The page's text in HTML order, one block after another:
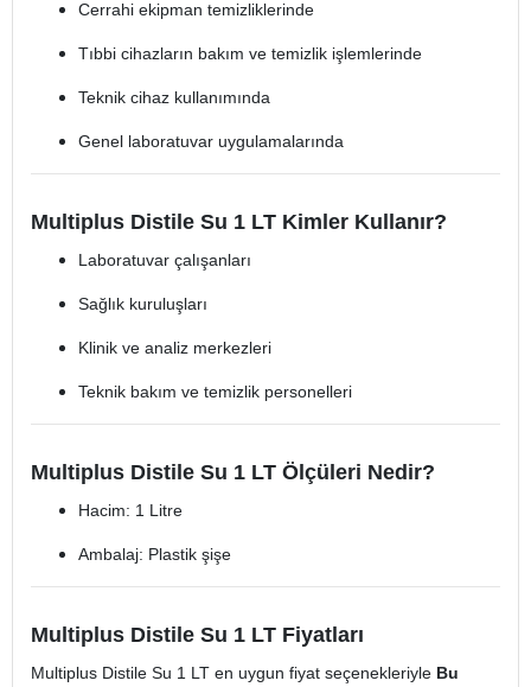
Cerrahi ekipman temizliklerinde
Tıbbi cihazların bakım ve temizlik işlemlerinde
Teknik cihaz kullanımında
Genel laboratuvar uygulamalarında
Multiplus Distile Su 1 LT Kimler Kullanır?
Laboratuvar çalışanları
Sağlık kuruluşları
Klinik ve analiz merkezleri
Teknik bakım ve temizlik personelleri
Multiplus Distile Su 1 LT Ölçüleri Nedir?
Hacim: 1 Litre
Ambalaj: Plastik şişe
Multiplus Distile Su 1 LT Fiyatları
Multiplus Distile Su 1 LT en uygun fiyat seçenekleriyle Bu